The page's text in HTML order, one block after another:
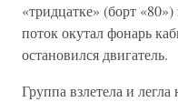
«тридцатке» (борт
поток окутал фонарь
остановился двигатель.
Группа взлетела и